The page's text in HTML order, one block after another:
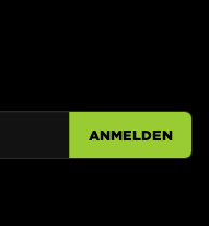
ANMELDEN